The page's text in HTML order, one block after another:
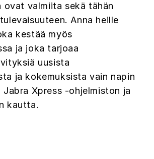
valmiita sekä tähän
Anna heille
kestää myös
ja joka tarjoaa
uusista
ja kokemuksista vain napin
Jabra Xpress -ohjelmiston ja
kautta.